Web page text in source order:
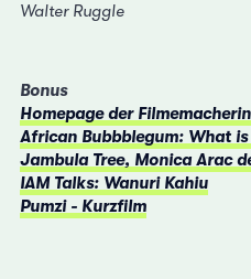
Walter Ruggle
Bonus
Homepage der
African Bubbblegum: What
Jambula Tree, Monica Arac
IAM Talks: Wanuri Kahiu
Pumzi - Kurzfilm